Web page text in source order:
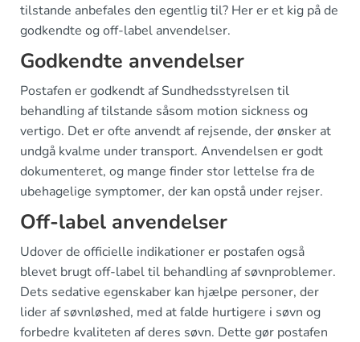
tilstande anbefales den egentlig til? Her er et kig på de
godkendte og off-label anvendelser.
Godkendte anvendelser
Postafen er godkendt af Sundhedsstyrelsen til
behandling af tilstande såsom motion sickness og
vertigo. Det er ofte anvendt af rejsende, der ønsker at
undgå kvalme under transport. Anvendelsen er godt
dokumenteret, og mange finder stor lettelse fra de
ubehagelige symptomer, der kan opstå under rejser.
Off-label anvendelser
Udover de officielle indikationer er postafen også
blevet brugt off-label til behandling af søvnproblemer.
Dets sedative egenskaber kan hjælpe personer, der
lider af søvnløshed, med at falde hurtigere i søvn og
forbedre kvaliteten af deres søvn. Dette gør postafen